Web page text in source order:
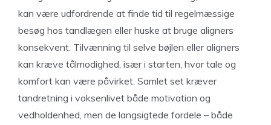
kan være udfordrende at finde tid til regelmæssige
besøg hos tandlægen eller huske at bruge aligners
konsekvent. Tilvænning til selve bøjlen eller aligners
kan kræve tålmodighed, især i starten, hvor tale og
komfort kan være påvirket. Samlet set kræver
tandretning i voksenlivet både motivation og
vedholdenhed, men de langsigtede fordele – både